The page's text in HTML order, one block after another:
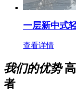
一层新中式
查看详情
我们的优势
者